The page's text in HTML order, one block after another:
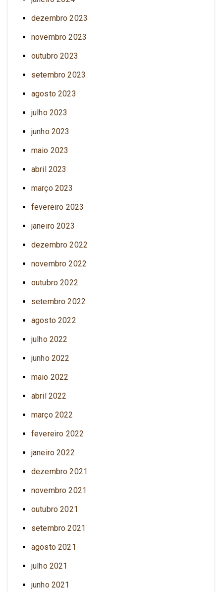
dezembro 2023
novembro 2023
outubro 2023
setembro 2023
agosto 2023
julho 2023
junho 2023
maio 2023
abril 2023
março 2023
fevereiro 2023
janeiro 2023
dezembro 2022
novembro 2022
outubro 2022
setembro 2022
agosto 2022
julho 2022
junho 2022
maio 2022
abril 2022
março 2022
fevereiro 2022
janeiro 2022
dezembro 2021
novembro 2021
outubro 2021
setembro 2021
agosto 2021
julho 2021
junho 2021